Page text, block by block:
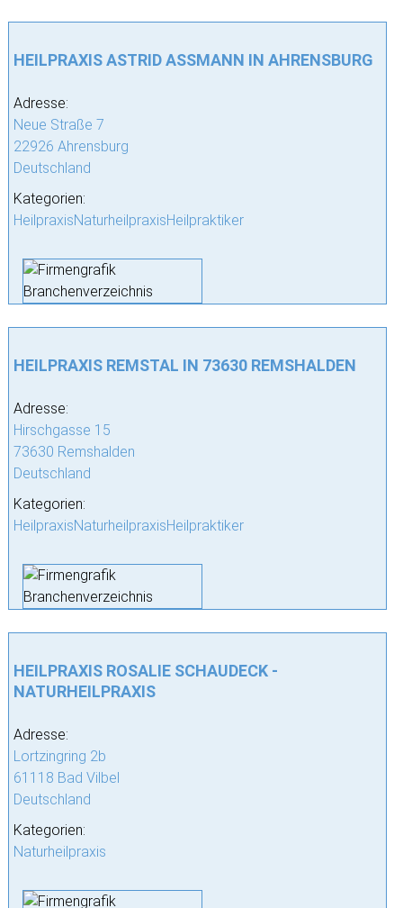
HEILPRAXIS ASTRID ASSMANN IN AHRENSBURG
Adresse:
Neue Straße 7
22926 Ahrensburg
Deutschland
Kategorien:
HeilpraxisNaturheilpraxisHeilpraktiker
HEILPRAXIS REMSTAL IN 73630 REMSHALDEN
Adresse:
Hirschgasse 15
73630 Remshalden
Deutschland
Kategorien:
HeilpraxisNaturheilpraxisHeilpraktiker
HEILPRAXIS ROSALIE SCHAUDECK -
NATURHEILPRAXIS
Adresse:
Lortzingring 2b
61118 Bad Vilbel
Deutschland
Kategorien:
Naturheilpraxis